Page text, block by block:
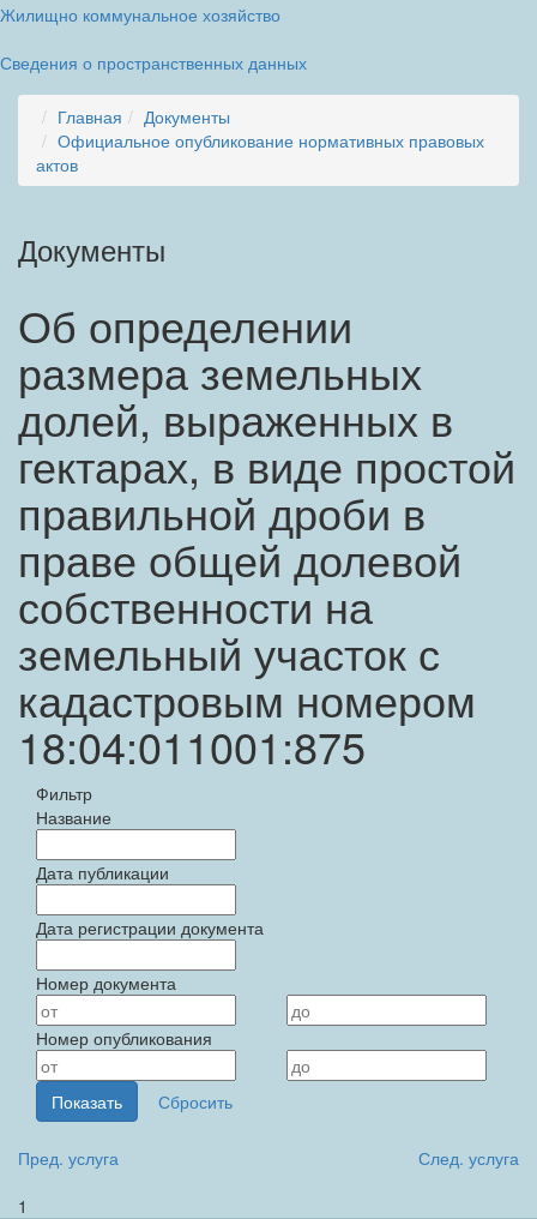
Жилищно коммунальное хозяйство
Сведения о пространственных данных
Главная
Документы
Официальное опубликование нормативных правовых
актов
Документы
Об определении
размера земельных
долей, выраженных в
гектарах, в виде простой
правильной дроби в
праве общей долевой
собственности на
земельный участок с
кадастровым номером
18:04:011001:875
Фильтр
Название
Дата публикации
Дата регистрации документа
Номер документа
Номер опубликования
След. услуга
Пред. услуга
1